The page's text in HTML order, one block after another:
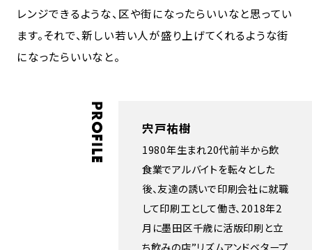
レンジできるような、区や街になったらいいなと思ってい
ます。それで、新しい若い人が盛り上げてくれるような街
になったらいいなと。
PROFILE 宍戸祐樹
1980年生まれ20代前半から飲
食業でアルバイトを転々とした
後、友達の誘いで印刷会社に就職
して印刷工として働き、2018年2
月に墨田区千歳に活版印刷と立